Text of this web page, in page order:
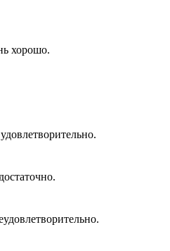
хорошо.
удовлетворительно.
достаточно.